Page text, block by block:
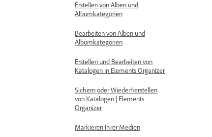
Erstellen von Alben und
Albumkategorien
Bearbeiten von Alben und
Albumkategorien
Erstellen und Bearbeiten von
Katalogen in Elements Organizer
Sichern oder Wiederherstellen
von Katalogen | Elements
Organizer
Markieren Ihrer Medien